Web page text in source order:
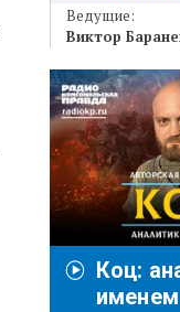
Ведущие:
Виктор
Коц:
именем